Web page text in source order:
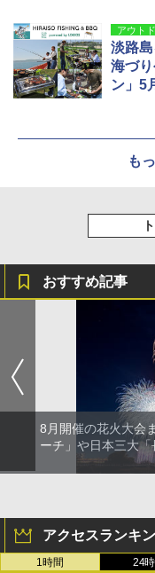
アウト
淡路
海づ
ン」5
も
おすすめ記事
8月開催の花火大会
ーチ」や日本三大「
アクセスランキ
1時間 24